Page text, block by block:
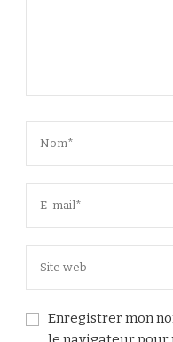
Enregistrer mon